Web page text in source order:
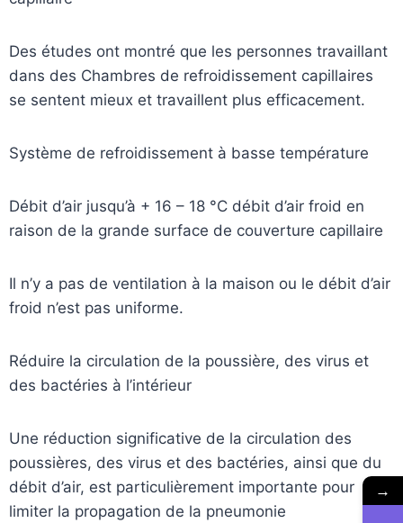
Des études ont montré que les personnes travaillant
dans des Chambres de refroidissement capillaires
se sentent mieux et travaillent plus efficacement.
Système de refroidissement à basse température
Débit d’air jusqu’à + 16 – 18 °C débit d’air froid en
raison de la grande surface de couverture capillaire
Il n’y a pas de ventilation à la maison ou le débit d’air
froid n’est pas uniforme.
Réduire la circulation de la poussière, des virus et
des bactéries à l’intérieur
Une réduction significative de la circulation des
poussières, des virus et des bactéries, ainsi que du
débit d’air, est particulièrement importante pour
limiter la propagation de la pneumonie
→